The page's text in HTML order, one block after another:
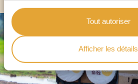
Tout autoriser
Afficher les détails